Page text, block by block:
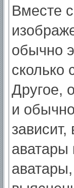
Вместе
обычно
сколько
Другое,
и
аватары